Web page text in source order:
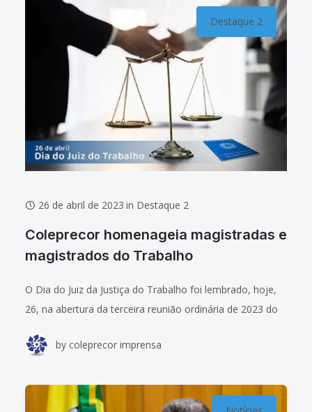
Destaque 2
26 de abril de 2023 in Destaque 2
Coleprecor homenageia magistradas e
magistrados do Trabalho
O Dia do Juiz da Justiça do Trabalho foi lembrado, hoje,
26, na abertura da terceira reunião ordinária de 2023 do
Regionais do
by coleprecor imprensa